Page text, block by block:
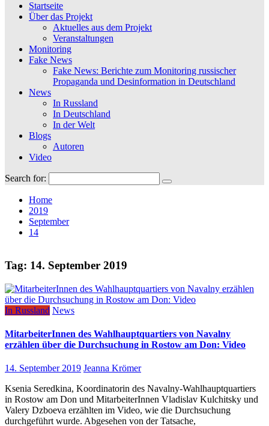
Startseite
Über das Projekt
Aktuelles aus dem Projekt
Veranstaltungen
Monitoring
Fake News
Fake News: Berichte zum Monitoring russischer
Propaganda und Desinformation in Deutschland
News
In Russland
In Deutschland
In der Welt
Blogs
Autoren
Video
Search for:
Home
2019
September
14
Tag: 14. September 2019
In Russland News
MitarbeiterInnen des Wahlhauptquartiers von Navalny
erzählen über die Durchsuchung in Rostow am Don: Video
14. September 2019 Jeanna Krömer
Ksenia Seredkina, Koordinatorin des Navalny-Wahlhauptquartiers
in Rostow am Don und MitarbeiterInnen Vladislav Kulchitsky und
Valery Dzboeva erzählten im Video, wie die Durchsuchung
durchgeführt wurde. Abgesehen von der Tatsache,